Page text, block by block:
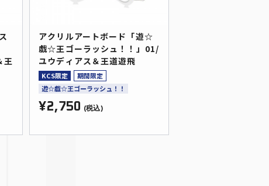
王
アクリルアートボード「遊☆
戯☆王ゴーラッシュ！！」01/
ユウディアス＆王道遊飛
KCS限定
期間限定
遊☆戯☆王ゴーラッシュ！！
¥2,750 (税込)